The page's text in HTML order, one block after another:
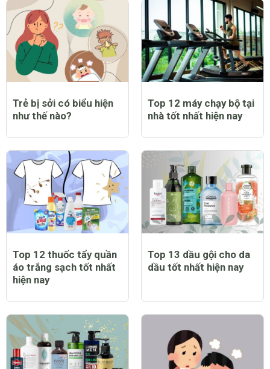
Trẻ bị sởi có biểu hiện
như thế nào?
Top 12 máy chạy bộ tại
nhà tốt nhất hiện nay
Top 12 thuốc tẩy quần
áo trắng sạch tốt nhất
hiện nay
Top 13 dầu gội cho da
dầu tốt nhất hiện nay